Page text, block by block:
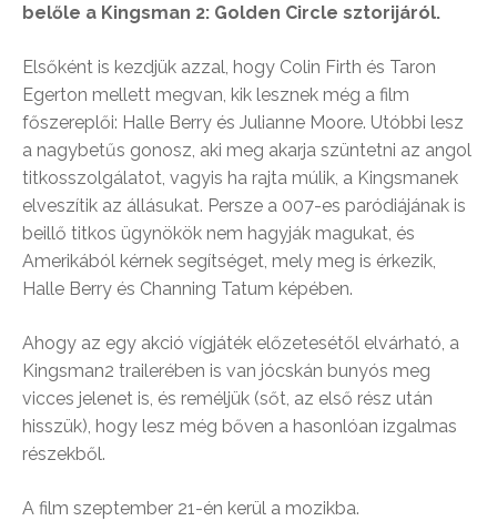
belőle a Kingsman 2: Golden Circle sztorijáról.
Elsőként is kezdjük azzal, hogy Colin Firth és Taron
Egerton mellett megvan, kik lesznek még a film
főszereplői: Halle Berry és Julianne Moore. Utóbbi lesz
a nagybetűs gonosz, aki meg akarja szüntetni az angol
titkosszolgálatot, vagyis ha rajta múlik, a Kingsmanek
elveszítik az állásukat. Persze a 007-es paródiájának is
beillő titkos ügynökök nem hagyják magukat, és
Amerikából kérnek segítséget, mely meg is érkezik,
Halle Berry és Channing Tatum képében.
Ahogy az egy akció vígjáték előzetesétől elvárható, a
Kingsman2 trailerében is van jócskán bunyós meg
vicces jelenet is, és reméljük (sőt, az első rész után
hisszük), hogy lesz még bőven a hasonlóan izgalmas
részekből.
A film szeptember 21-én kerül a mozikba.